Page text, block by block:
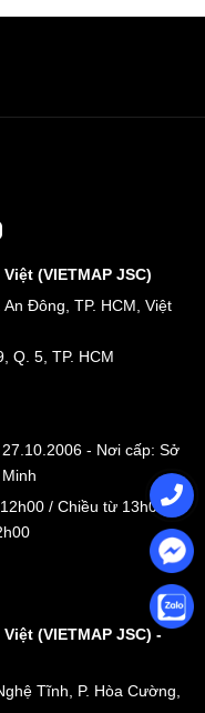
(VIETMAP JSC)
Đông, TP. HCM, Việt
Q. 5, TP. HCM
- Nơi cấp: Sở
/ Chiều từ 13h00 -
(VIETMAP JSC) -
Tĩnh, P. Hòa Cường,